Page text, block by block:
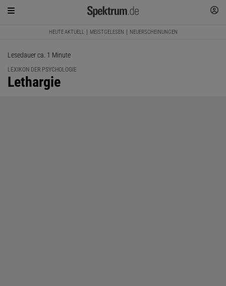
HEUTE AKTUELL MEISTGELESEN NEUERSCHEINUNGEN
Lesedauer ca. 1 Minute
LEXIKON DER PSYCHOLOGIE
:
Lethargie